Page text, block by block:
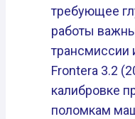
требующее
работы
трансмиссии
Frontera 3.2
калибровке
поломкам